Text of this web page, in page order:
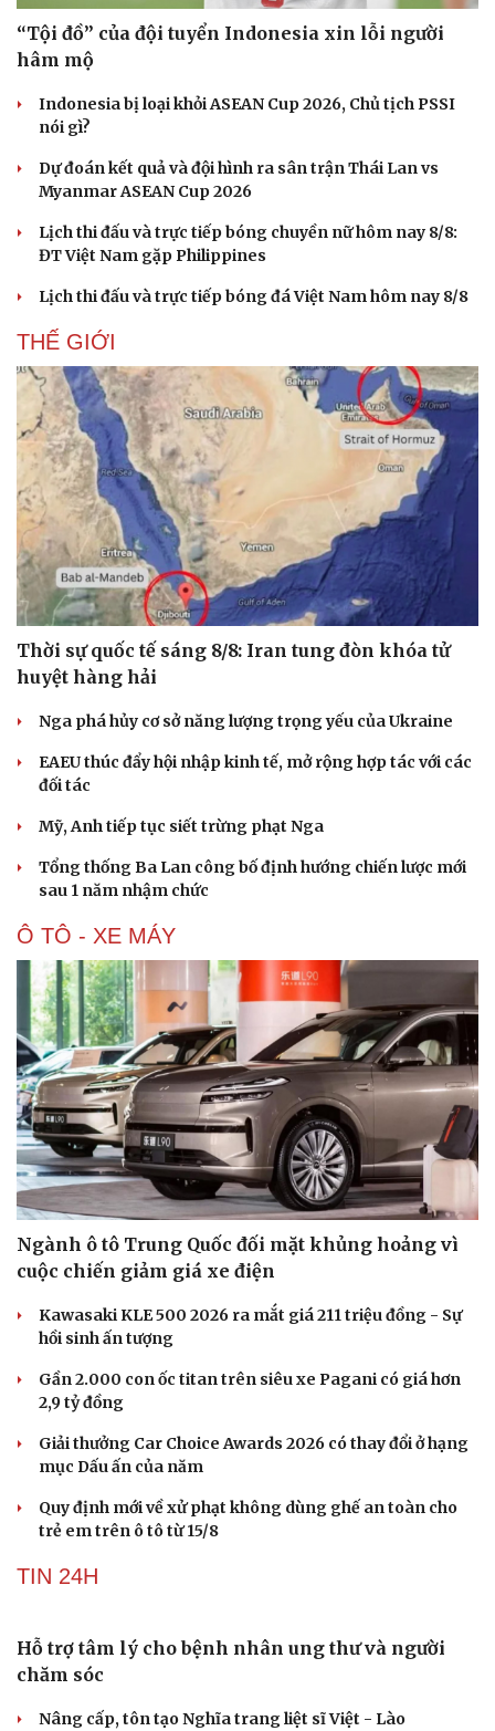
Cải chính
“Tội đồ” của đội tuyển Indonesia xin lỗi người
hâm mộ
Indonesia bị loại khỏi ASEAN Cup 2026, Chủ tịch PSSI
nói gì?
Dự đoán kết quả và đội hình ra sân trận Thái Lan vs
Myanmar ASEAN Cup 2026
Lịch thi đấu và trực tiếp bóng chuyền nữ hôm nay 8/8:
ĐT Việt Nam gặp Philippines
Lịch thi đấu và trực tiếp bóng đá Việt Nam hôm nay 8/8
THẾ GIỚI
Thời sự quốc tế sáng 8/8: Iran tung đòn khóa tử
huyệt hàng hải
Nga phá hủy cơ sở năng lượng trọng yếu của Ukraine
EAEU thúc đẩy hội nhập kinh tế, mở rộng hợp tác với các
đối tác
Mỹ, Anh tiếp tục siết trừng phạt Nga
Tổng thống Ba Lan công bố định hướng chiến lược mới
sau 1 năm nhậm chức
Ô TÔ - XE MÁY
Ngành ô tô Trung Quốc đối mặt khủng hoảng vì
cuộc chiến giảm giá xe điện
Kawasaki KLE 500 2026 ra mắt giá 211 triệu đồng - Sự
hồi sinh ấn tượng
Gần 2.000 con ốc titan trên siêu xe Pagani có giá hơn
2,9 tỷ đồng
Giải thưởng Car Choice Awards 2026 có thay đổi ở hạng
mục Dấu ấn của năm
Quy định mới về xử phạt không dùng ghế an toàn cho
trẻ em trên ô tô từ 15/8
TIN 24H